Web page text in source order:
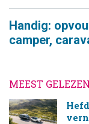
Handig:
camper,
MEEST GELEZEN